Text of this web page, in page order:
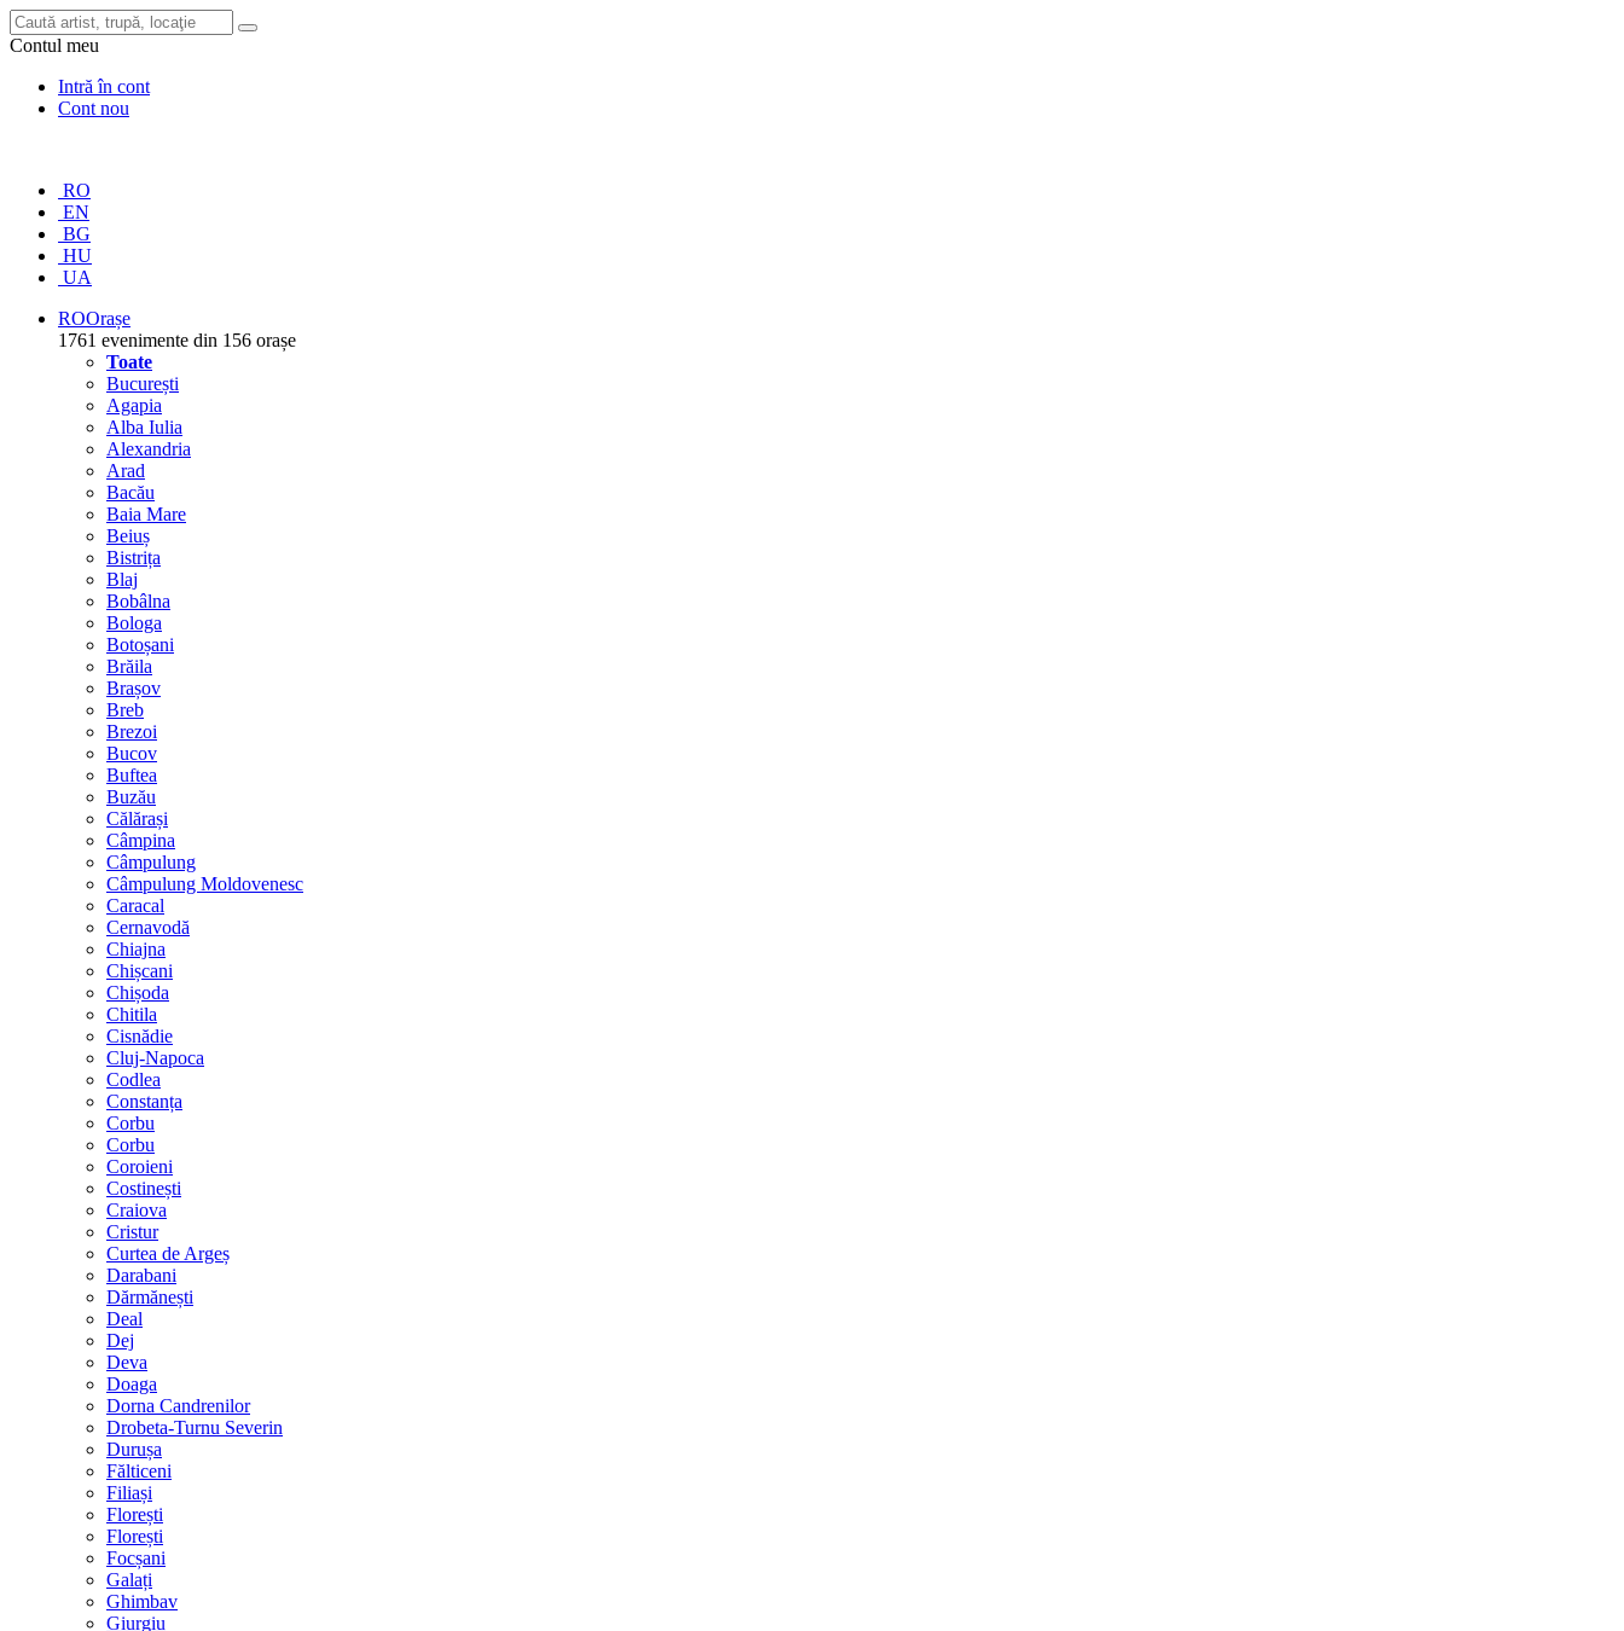
Contul meu
Intră în cont
Cont nou
RO
EN
BG
HU
UA
ROOrașe
1761 evenimente din 156 orașe
Toate
București
Agapia
Alba Iulia
Alexandria
Arad
Bacău
Baia Mare
Beiuș
Bistrița
Blaj
Bobâlna
Bologa
Botoșani
Brăila
Brașov
Breb
Brezoi
Bucov
Buftea
Buzău
Călărași
Câmpina
Câmpulung
Câmpulung Moldovenesc
Caracal
Cernavodă
Chiajna
Chișcani
Chișoda
Chitila
Cisnădie
Cluj-Napoca
Codlea
Constanța
Corbu
Corbu
Coroieni
Costinești
Craiova
Cristur
Curtea de Argeș
Darabani
Dărmănești
Deal
Dej
Deva
Doaga
Dorna Candrenilor
Drobeta-Turnu Severin
Durușa
Fălticeni
Filiași
Florești
Florești
Focșani
Galați
Ghimbav
Giurgiu